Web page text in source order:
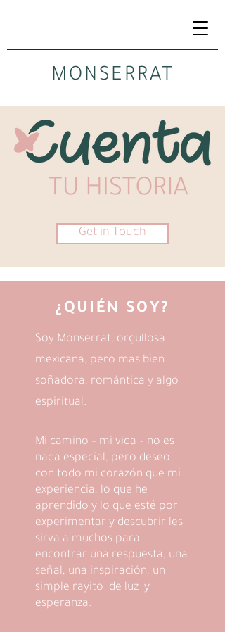
MONSERRAT
Get in Touch
¿QUIÉN SOY?
Soy Monserrat, orgullosa
mexicana, pero mas bien
soñadora, romántica y algo
espiritual.
Mi camino – mi vida – no es
nada especial, pero deseo
con todo mi corazón que mi
experiencia, lo que he
aprendido y lo que esté por
experimentar y descubrir les
sirva a muchos para
encontrar una respuesta, una
señal, una inspiración, un
simple rayito de luz y
esperanza.